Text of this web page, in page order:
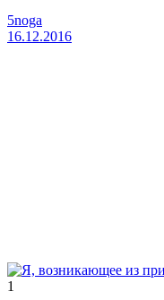
5noga
16.12.2016
1